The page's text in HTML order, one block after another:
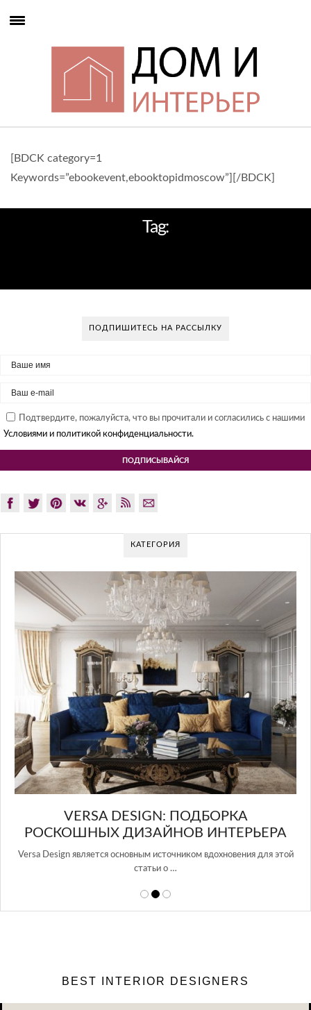
[BDCK category=1
Keywords=”ebookevent,ebooktopidmoscow”][/BDCK]
Tag:
ПОДПИШИТЕСЬ НА РАССЫЛКУ
Подтвердите, пожалуйста, что вы прочитали и согласились с нашими
Условиями и политикой конфиденциальности.
КАТЕГОРИЯ
ИНТЕРЬЕРА
вдохновения для этой
GLAZOV DESIGN GROUP
ПОДХОД К
Glazov Design Group- это одна из лучших
BEST INTERIOR DESIGNERS